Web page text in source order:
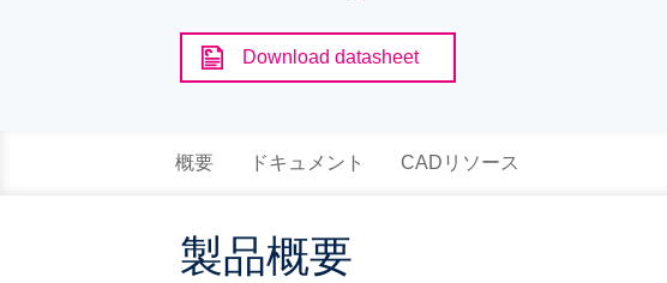
Download datasheet
概要 ドキュメント CADリソース
製品概要